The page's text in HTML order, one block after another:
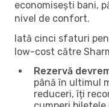
economisești bani,
nivel de confort.
Iată cinci sfaturi
low-cost către
Rezervă
până în ultimul
reduceri, îți